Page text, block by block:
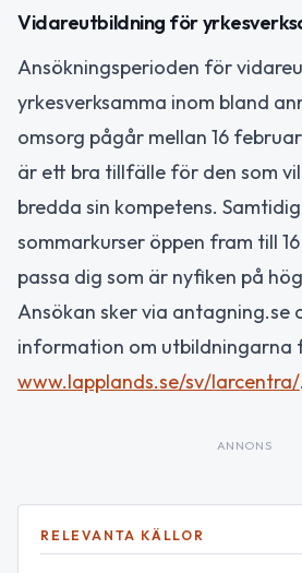
Vidareutbildning för
Ansökningsperioden för
yrkesverksamma inom bland
omsorg pågår mellan 16
är ett bra tillfälle för den som
bredda sin kompetens.
sommarkurser öppen fram till
passa dig som är nyfiken på
Ansökan sker via antagning.se
information om utbildningarna
www.lapplands.se/sv/larcentra/.
ANNONS
RELEVANTA KÄLLOR